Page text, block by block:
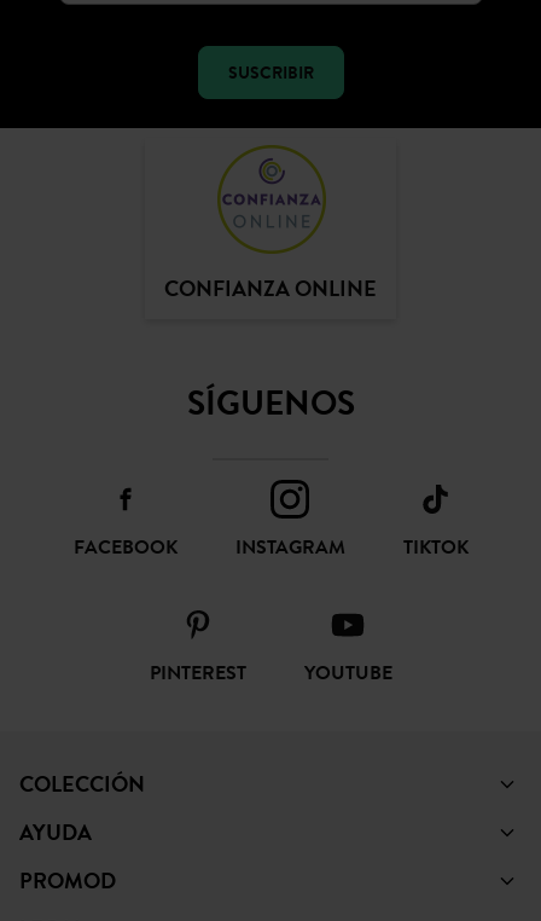
SUSCRIBIR
CONFIANZA ONLINE
SÍGUENOS
FACEBOOK INSTAGRAM TIKTOK
PINTEREST YOUTUBE
COLECCIÓN
AYUDA
PROMOD